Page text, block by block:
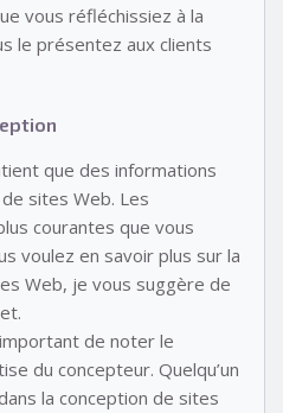
vous réfléchissiez à la
le présentez aux clients
que des informations
sites Web. Les
courantes que vous
voulez en savoir plus sur la
Web, je vous suggère de
de noter le
du concepteur. Quelqu’un
la conception de sites